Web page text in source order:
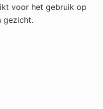
voor het gebruik op
gezicht.